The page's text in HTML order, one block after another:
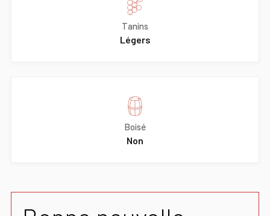
Tanins
Légers
Boisé
Non